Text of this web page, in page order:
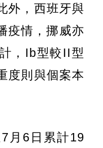
外，西班牙與
疫情，挪威亦
，Ib型較II型
度則與個案本
月6日累計19